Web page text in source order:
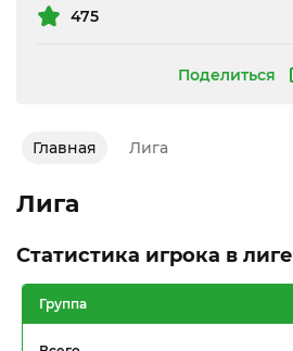
Поделиться
475
Главная Лига
Лига
Статистика игрока в лиге
Группа